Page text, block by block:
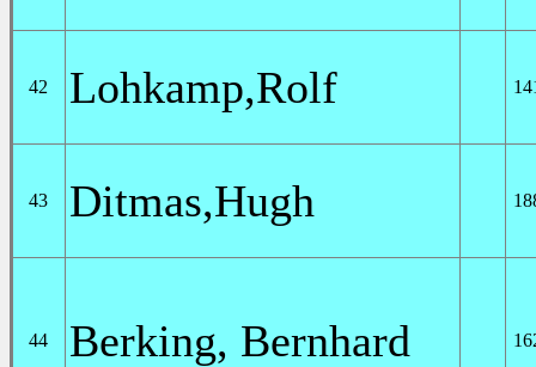
42 Lohkamp,Rolf
43 Ditmas,Hugh
44 Berking, Bernhard